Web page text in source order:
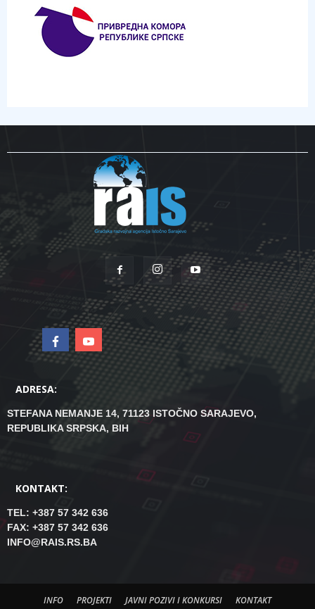
ADRESA:
STEFANA NEMANJE 14, 71123 ISTOČNO SARAJEVO,
REPUBLIKA SRPSKA, BIH
KONTAKT:
TEL: +387 57 342 636
FAX: +387 57 342 636
INFO@RAIS.RS.BA
INFO PROJEKTI JAVNI POZIVI I KONKURSI KONTAKT